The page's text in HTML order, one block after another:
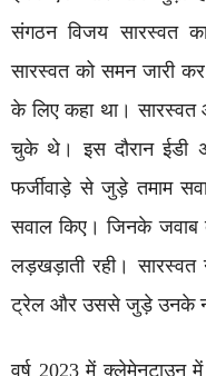
संगठन विजय सारस्वत
सारस्वत को समन जारी
के लिए कहा था।
चुके थे। इस दौरान ईडी
फर्जीवाड़े से जुड़े तमाम
सवाल किए। जिनके जवाब
लड़खड़ाती रही।
ट्रेल और उससे जुड़े उनके
वर्ष 2023 में क्लेमेनटाउन